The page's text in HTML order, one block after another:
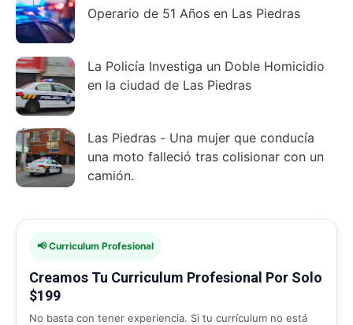
Operario de 51 Años en Las Piedras
La Policía Investiga un Doble Homicidio
en la ciudad de Las Piedras
Las Piedras - Una mujer que conducía
una moto falleció tras colisionar con un
camión.
📢 Curriculum Profesional
Creamos Tu Curriculum Profesional Por Solo
$199
No basta con tener experiencia. Si tu currículum no está